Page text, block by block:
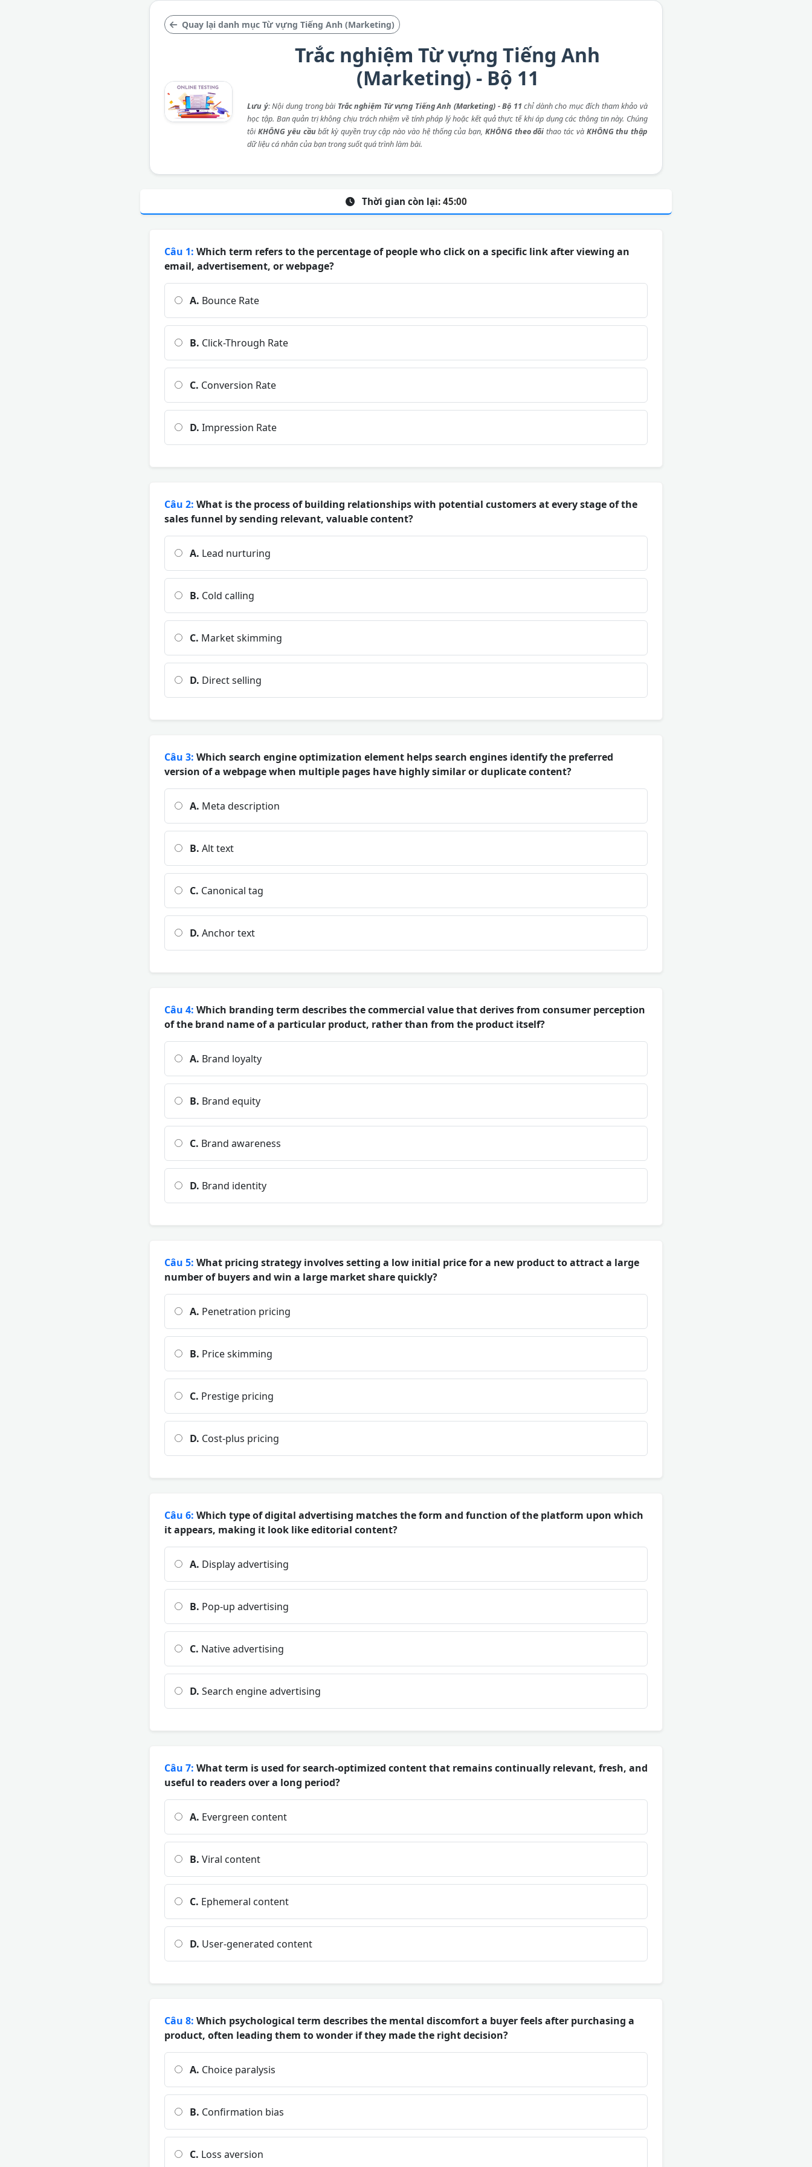
Quay lại danh mục Từ vựng Tiếng Anh (Marketing)
Trắc nghiệm Từ vựng Tiếng Anh
(Marketing) - Bộ 11
Lưu ý: Nội dung trong bài Trắc nghiệm Từ vựng Tiếng Anh (Marketing) - Bộ 11 chỉ dành cho mục đích tham khảo và
học tập. Ban quản trị không chịu trách nhiệm về tính pháp lý hoặc kết quả thực tế khi áp dụng các thông tin này. Chúng
tôiKHÔNG yêu cầubất kỳ quyền truy cập nào vào hệ thống của bạn, KHÔNG theo dõi thao tác và KHÔNG thu thập
dữ liệu cá nhân của bạn trong suốt quá trình làm bài.
Thời gian còn lại: 45:00
Câu 1: Which term refers to the percentage of people who click on a specific link after viewing an
email, advertisement, or webpage?
A. Bounce Rate
B. Click-Through Rate
C. Conversion Rate
D. Impression Rate
Câu 2: What is the process of building relationships with potential customers at every stage of the
sales funnel by sending relevant, valuable content?
A. Lead nurturing
B. Cold calling
C. Market skimming
D. Direct selling
Câu 3: Which search engine optimization element helps search engines identify the preferred
version of a webpage when multiple pages have highly similar or duplicate content?
A. Meta description
B. Alt text
C. Canonical tag
D. Anchor text
Câu 4: Which branding term describes the commercial value that derives from consumer perception
of the brand name of a particular product, rather than from the product itself?
A. Brand loyalty
B. Brand equity
C. Brand awareness
D. Brand identity
Câu 5: What pricing strategy involves setting a low initial price for a new product to attract a large
number of buyers and win a large market share quickly?
A. Penetration pricing
B. Price skimming
C. Prestige pricing
D. Cost-plus pricing
Câu 6: Which type of digital advertising matches the form and function of the platform upon which
it appears, making it look like editorial content?
A. Display advertising
B. Pop-up advertising
C. Native advertising
D. Search engine advertising
Câu 7: What term is used for search-optimized content that remains continually relevant, fresh, and
useful to readers over a long period?
A. Evergreen content
B. Viral content
C. Ephemeral content
D. User-generated content
Câu 8: Which psychological term describes the mental discomfort a buyer feels after purchasing a
product, often leading them to wonder if they made the right decision?
A. Choice paralysis
B. Confirmation bias
C. Loss aversion